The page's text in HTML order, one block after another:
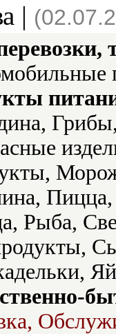
|
Пицца,
Рыба,